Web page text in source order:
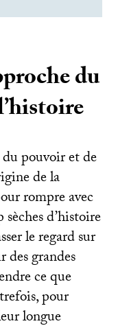
du
pouvoir et de
de la
rompre avec
d’histoire
le regard sur
grandes
ce que
pour
longue